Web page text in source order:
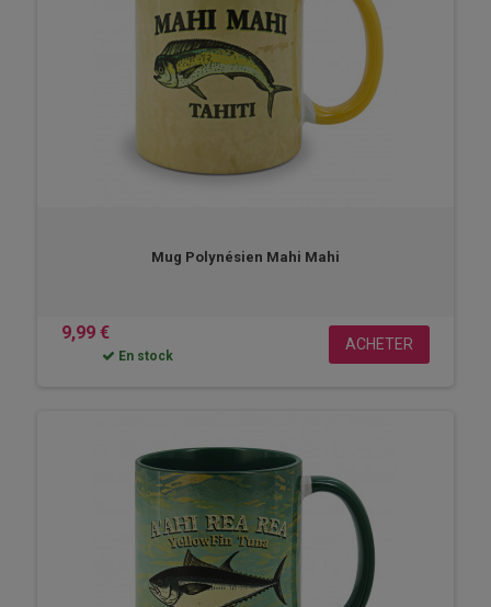
Mug Polynésien Mahi Mahi
9,99 €
En stock
ACHETER